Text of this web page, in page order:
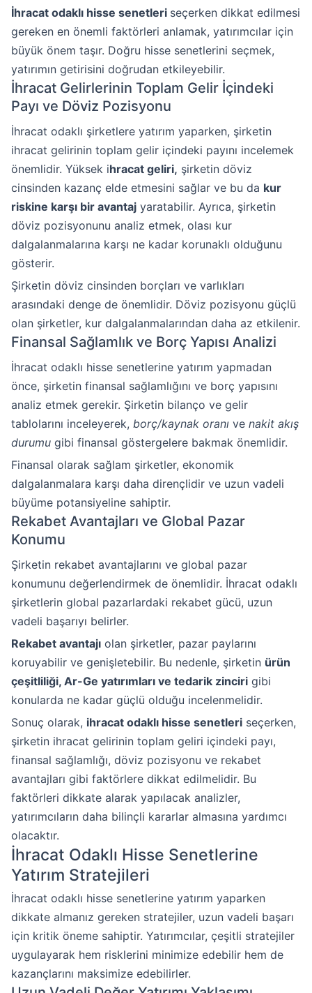
İhracat odaklı hisse senetleri seçerken dikkat edilmesi
gereken en önemli faktörleri anlamak, yatırımcılar için
büyük önem taşır. Doğru hisse senetlerini seçmek,
yatırımın getirisini doğrudan etkileyebilir.
İhracat Gelirlerinin Toplam Gelir İçindeki
Payı ve Döviz Pozisyonu
İhracat odaklı şirketlere yatırım yaparken, şirketin
ihracat gelirinin toplam gelir içindeki payını incelemek
önemlidir. Yüksek ihracat geliri, şirketin döviz
cinsinden kazanç elde etmesini sağlar ve bu da kur
riskine karşı bir avantaj yaratabilir. Ayrıca, şirketin
döviz pozisyonunu analiz etmek, olası kur
dalgalanmalarına karşı ne kadar korunaklı olduğunu
gösterir.
Şirketin döviz cinsinden borçları ve varlıkları
arasındaki denge de önemlidir. Döviz pozisyonu güçlü
olan şirketler, kur dalgalanmalarından daha az etkilenir.
Finansal Sağlamlık ve Borç Yapısı Analizi
İhracat odaklı hisse senetlerine yatırım yapmadan
önce, şirketin finansal sağlamlığını ve borç yapısını
analiz etmek gerekir. Şirketin bilanço ve gelir
tablolarını inceleyerek, borç/kaynak oranı ve nakit akış
durumu gibi finansal göstergelere bakmak önemlidir.
Finansal olarak sağlam şirketler, ekonomik
dalgalanmalara karşı daha dirençlidir ve uzun vadeli
büyüme potansiyeline sahiptir.
Rekabet Avantajları ve Global Pazar
Konumu
Şirketin rekabet avantajlarını ve global pazar
konumunu değerlendirmek de önemlidir. İhracat odaklı
şirketlerin global pazarlardaki rekabet gücü, uzun
vadeli başarıyı belirler.
Rekabet avantajı olan şirketler, pazar paylarını
koruyabilir ve genişletebilir. Bu nedenle, şirketin ürün
çeşitliliği, Ar-Ge yatırımları ve tedarik zinciri gibi
konularda ne kadar güçlü olduğu incelenmelidir.
Sonuç olarak, ihracat odaklı hisse senetleri seçerken,
şirketin ihracat gelirinin toplam geliri içindeki payı,
finansal sağlamlığı, döviz pozisyonu ve rekabet
avantajları gibi faktörlere dikkat edilmelidir. Bu
faktörleri dikkate alarak yapılacak analizler,
yatırımcıların daha bilinçli kararlar almasına yardımcı
olacaktır.
İhracat Odaklı Hisse Senetlerine
Yatırım Stratejileri
İhracat odaklı hisse senetlerine yatırım yaparken
dikkate almanız gereken stratejiler, uzun vadeli başarı
için kritik öneme sahiptir. Yatırımcılar, çeşitli stratejiler
uygulayarak hem risklerini minimize edebilir hem de
kazançlarını maksimize edebilirler.